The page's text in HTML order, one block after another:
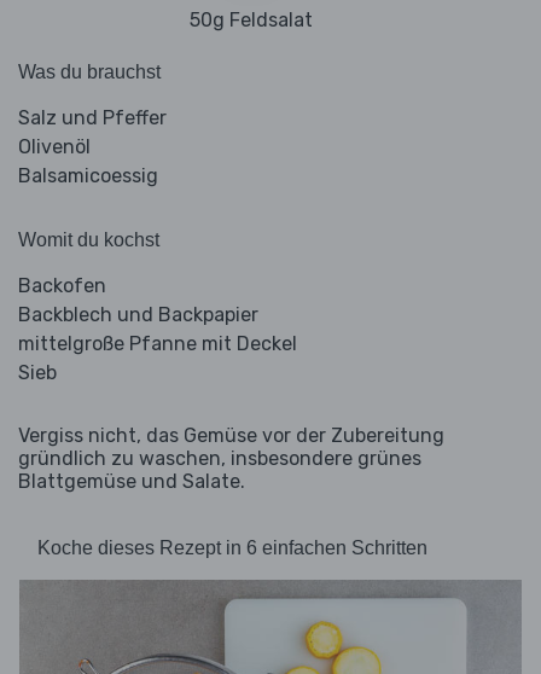
50g Feldsalat
Was du brauchst
Salz und Pfeffer
Olivenöl
Balsamicoessig
Womit du kochst
Backofen
Backblech und Backpapier
mittelgroße Pfanne mit Deckel
Sieb
Vergiss nicht, das Gemüse vor der Zubereitung
gründlich zu waschen, insbesondere grünes
Blattgemüse und Salate.
Koche dieses Rezept in 6 einfachen Schritten